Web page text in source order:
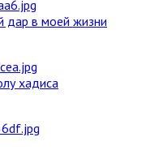
дар в моей жизни
хадиса